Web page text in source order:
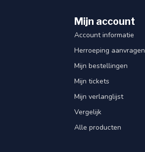
Mijn account
Account informatie
Herroeping aanvragen
Mijn bestellingen
Mijn tickets
Mijn verlanglijst
Vergelijk
Alle producten